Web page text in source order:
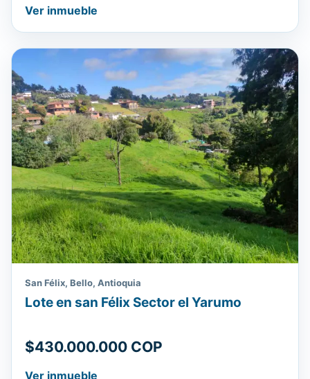
Ver inmueble
San Félix, Bello, Antioquia
Lote en san Félix Sector el Yarumo
$430.000.000 COP
Ver inmueble